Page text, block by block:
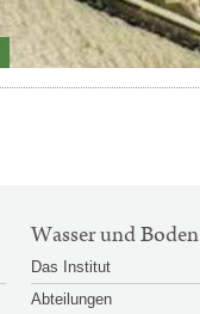
Wasser und Boden
Das Institut
Abteilungen